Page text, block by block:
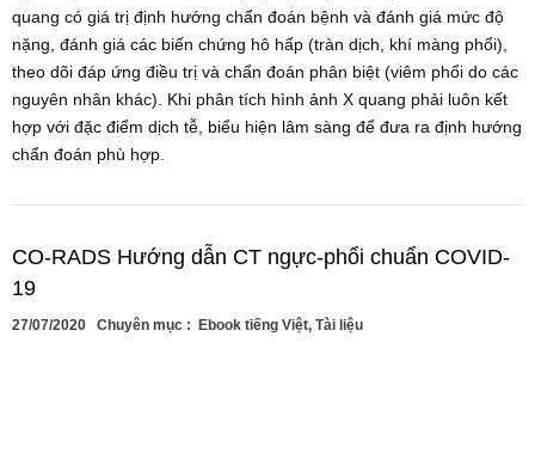
quang có giá trị định hướng chẩn đoán bệnh và đánh giá mức độ
nặng, đánh giá các biến chứng hô hấp (tràn dịch, khí màng phổi),
theo dõi đáp ứng điều trị và chẩn đoán phân biệt (viêm phổi do các
nguyên nhân khác). Khi phân tích hình ảnh X quang phải luôn kết
hợp với đặc điểm dịch tễ, biểu hiện lâm sàng để đưa ra định hướng
chẩn đoán phù hợp.
CO-RADS Hướng dẫn CT ngực-phổi chuẩn COVID-
19
27/07/2020 Chuyên mục : Ebook tiếng Việt, Tài liệu